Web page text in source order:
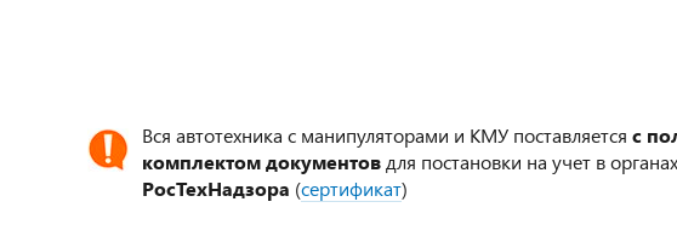
Вся автотехника с манипуляторами и КМУ поставляется с
комплектом документов для постановки на учет в органах
РосТехНадзора (сертификат)